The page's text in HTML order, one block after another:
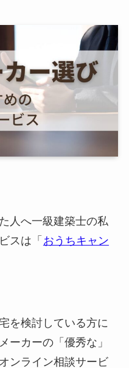
人へ一級建築士の私
スは「 おうちキャン
を検討している方に
ーカーの「優秀な」
ンライン相談サービ